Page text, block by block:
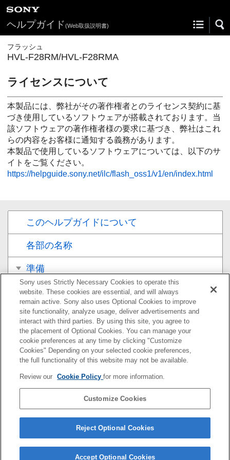
ヘルプガイド(Web取扱説明書)
フラッシュ
HVL-F28RM/HVL-F28RMA
ライセンスについて
本製品には、弊社がその著作権者とのライセンス契約に基
づき使用しているソフトウェアが搭載されております。当
該ソフトウェアの著作権者様の要求に基づき、弊社はこれ
らの内容をお客様に通知する義務があります。
本製品で使用しているソフトウェアについては、以下のサ
イトをご覧ください。
https://helpguide.sony.net/ilc/flash_oss1/v1/en/index.html
このヘルプガイドについて
各部の名称
準備
撮影
使用上のご注意/本機について
安全のために
使用上のご注意
主な仕様
ライセンスについて
Sony uses Strictly Necessary Cookies to operate this
website. These cookies are essential, and will always
remain active. Sony also uses Optional Cookies to improve
site functionality, analyze usage, deliver advertisements and
interact with third parties. By using this site, you agree to
the placement of Optional Cookies. You can manage your
cookie preferences at any time by clicking "Customize
Cookies" Depending on your selected cookie preferences,
the full functionality of this website may not be available.
Review our Cookie Policyfor more information.
Customize Cookies
Reject Optional Cookies
Accept Optional Cookies